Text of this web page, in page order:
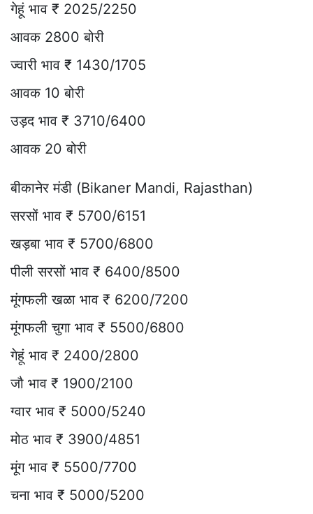
गेहूं भाव ₹ 2025/2250
आवक 2800 बोरी
ज्वारी भाव ₹ 1430/1705
आवक 10 बोरी
उड़द भाव ₹ 3710/6400
आवक 20 बोरी
बीकानेर मंडी (Bikaner Mandi, Rajasthan)
सरसों भाव ₹ 5700/6151
खड़बा भाव ₹ 5700/6800
पीली सरसों भाव ₹ 6400/8500
मूंगफली खळा भाव ₹ 6200/7200
मूंगफली चुगा भाव ₹ 5500/6800
गेहूं भाव ₹ 2400/2800
जौ भाव ₹ 1900/2100
ग्वार भाव ₹ 5000/5240
मोठ भाव ₹ 3900/4851
मूंग भाव ₹ 5500/7700
चना भाव ₹ 5000/5200